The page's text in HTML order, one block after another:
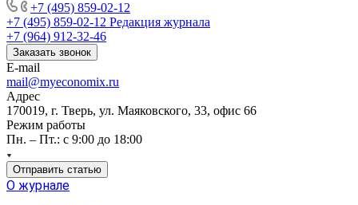
+7 (495) 859-02-12
+7 (495) 859-02-12 Редакция журнала
+7 (964) 912-32-46
Заказать звонок
E-mail
mail@myeconomix.ru
Адрес
170019, г. Тверь, ул. Маяковского, 33, офис 66
Режим работы
Пн. – Пт.: с 9:00 до 18:00
Отправить статью
О журнале